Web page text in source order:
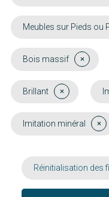
Meubles sur Pieds ou
Bois massif
Brillant
Imitation minéral
Réinitialisation des